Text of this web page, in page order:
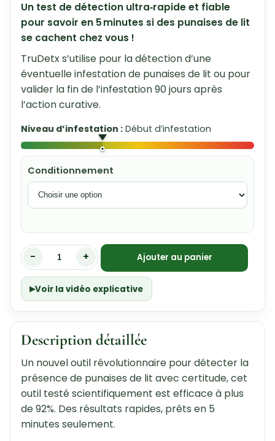
Un test de détection ultra‑rapide et fiable
pour savoir en 5 minutes si des punaises de lit
se cachent chez vous !
TruDetx s’utilise pour la détection d’une
éventuelle infestation de punaises de lit ou pour
valider la fin de l’infestation 90 jours après
l’action curative.
Niveau d’infestation :Début d’infestation
Conditionnement
- + Ajouter au panier
Voir la vidéo explicative
Description détaillée
Un nouvel outil révolutionnaire pour détecter la
présence de punaises de lit avec certitude, cet
outil testé scientifiquement est efficace à plus
de 92%. Des résultats rapides, prêts en 5
minutes seulement.